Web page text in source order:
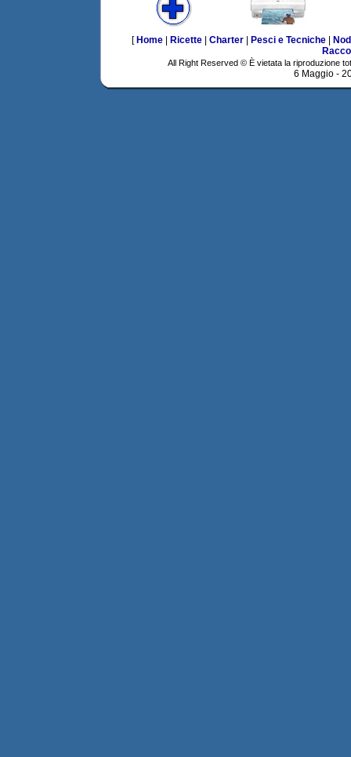
[ Home| Ricette| Charter| Pesci e Tecniche|
All Right Reserved © È vietata la riproduzione
6 Maggio -